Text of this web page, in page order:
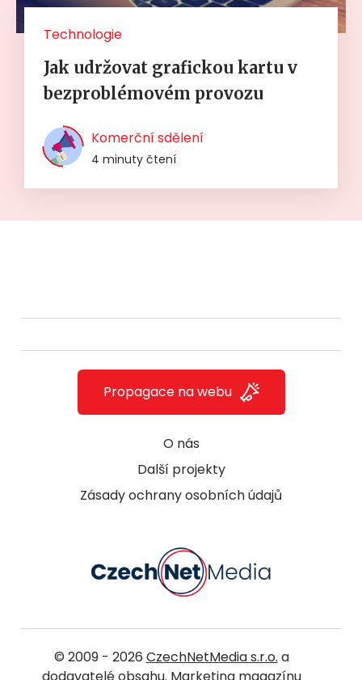
Technologie
Jak udržovat grafickou kartu v
bezproblémovém provozu
Komerční sdělení
4 minuty čtení
O nás
Další projekty
Zásady ochrany osobních údajů
Propagace na webu
© 2009 - 2026 CzechNetMedia s.r.o. a